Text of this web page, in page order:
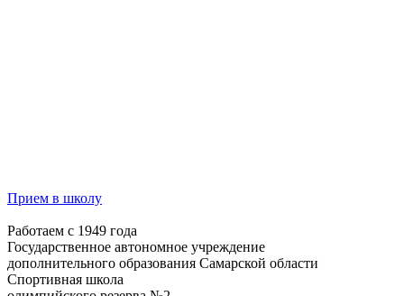
Прием в школу
Работаем с 1949 года
Государственное автономное учреждение
дополнительного образования Самарской области
Спортивная школа